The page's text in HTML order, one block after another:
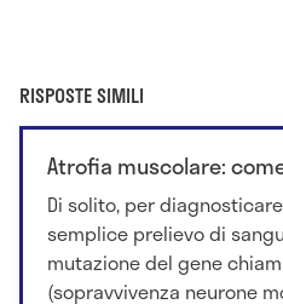
RISPOSTE SIMILI
Atrofia muscolare:
Di solito, per
semplice prelievo di
mutazione del gene
(sopravvivenza neurone